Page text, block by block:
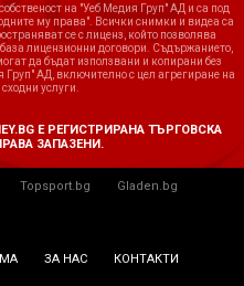
на "Уеб Медия Груп" АД и са под
му права". Всички снимки и видеа са
се с лиценз, който позволява
лицензионни договори. Съдържанието,
да бъдат използвани и копирани без
АД, включително с цел агрегиране на
услуги.
Е РЕГИСТРИРАНА ТЪРГОВСКА
ЗАПАЗЕНИ.
Topsport.bg Gladen.bg
ЗА НАС КОНТАКТИ